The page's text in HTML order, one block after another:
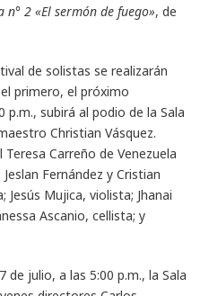
n° 2 «El sermón de fuego», de
de solistas se realizarán
primero, el próximo
p.m., subirá al podio de la Sala
Christian Vásquez.
Teresa Carreño de Venezuela
Fernández y Cristian
Mujica, violista; Jhanai
Ascanio, cellista; y
de julio, a las 5:00 p.m., la Sala